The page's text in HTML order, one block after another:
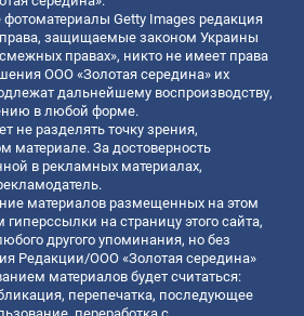
Getty Images редакция
защищаемые законом Украины
правах», никто не имеет права
ООО «Золотая середина» их
дальнейшему воспроизводству,
в любой форме.
не разделять точку зрения,
материале. За достоверность
в рекламных материалах,
материалов размещенных на этом
на страницу этого сайта,
другого упоминания, но без
Редакции/ООО «Золотая середина»
материалов будет считаться:
перепечатка, последующее